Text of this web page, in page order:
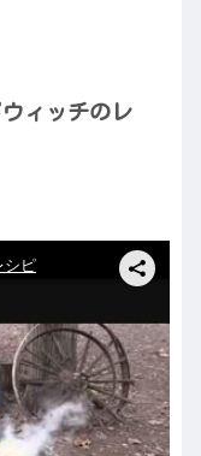
ィッチのレ